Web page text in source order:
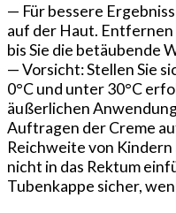
— Für bessere
auf der Haut.
bis Sie die betäubende
— Vorsicht: Stellen Sie
0°C und unter 30°C
äußerlichen
Auftragen der Creme
Reichweite von
nicht in das Rektum
Tubenkappe sicher,